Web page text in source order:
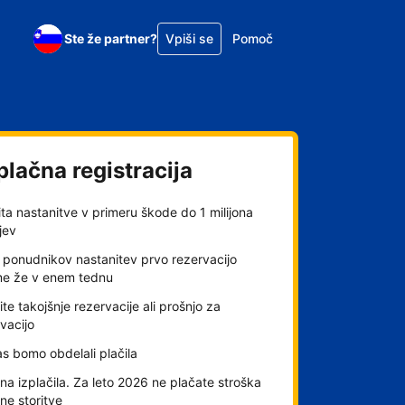
Ste že partner? Vpiši se Pomoč
registracija
nastanitve v primeru škode do 1 milijona
ponudnikov nastanitev prvo rezervacijo
že v enem tednu
takojšnje rezervacije ali prošnjo za
bomo obdelali plačila
izplačila. Za leto 2026 ne plačate stroška
storitve